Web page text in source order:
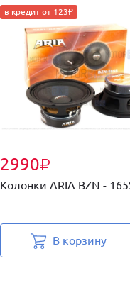
2990₽
в кредит от 123₽
Колонки ARIA BZN -
В корзину